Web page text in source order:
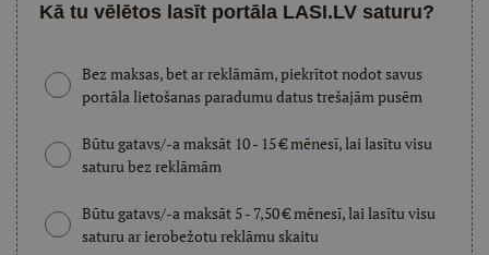
Kā tu vēlētos lasīt portāla LASI.LV saturu?
Bez maksas, bet ar reklāmām, piekrītot nodot savus
portāla lietošanas paradumu datus trešajām pusēm
Būtu gatavs/-a maksāt 10 - 15 € mēnesī, lai lasītu visu
saturu bez reklāmām
Būtu gatavs/-a maksāt 5 - 7,50 € mēnesī, lai lasītu visu
saturu ar ierobežotu reklāmu skaitu